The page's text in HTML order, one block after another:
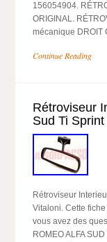
156054904.
ORIGINAL.
mécanique DROIT
Continue Reading
Rétroviseur
Sud Ti
Rétroviseur
Vitaloni. Cette
vous avez des
ROMEO ALFA